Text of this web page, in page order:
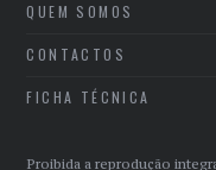
QUEM SOMOS
CONTACTOS
FICHA TÉCNICA
Proibida a reprodução